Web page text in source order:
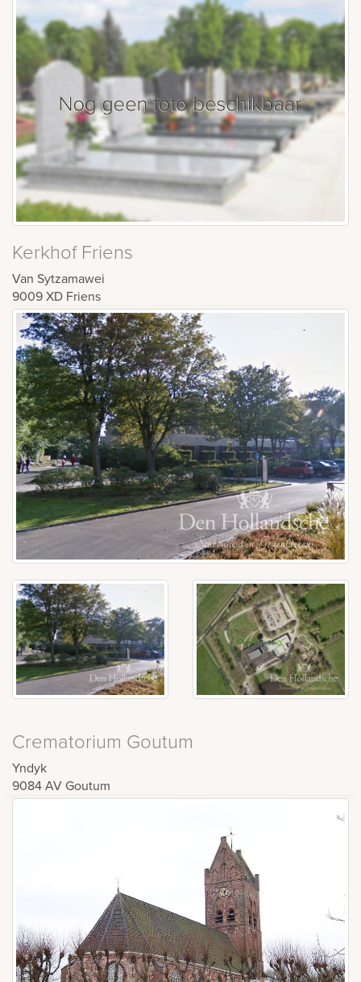
Kerkhof Friens
Van Sytzamawei
9009 XD Friens
Crematorium Goutum
Yndyk
9084 AV Goutum